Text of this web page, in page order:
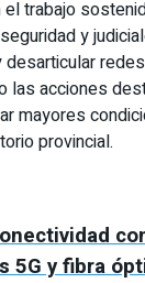
trabajo
y
las acciones
mayores
provincial.
5G y fibra